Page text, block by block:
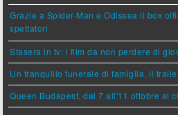
Grazie a Spider-Man e Odissea il box
spettatori
Stasera in tv: i film da non perdere di
Un tranquillo funerale di famiglia, il
Queen Budapest, dal 7 all'11 ottobre al